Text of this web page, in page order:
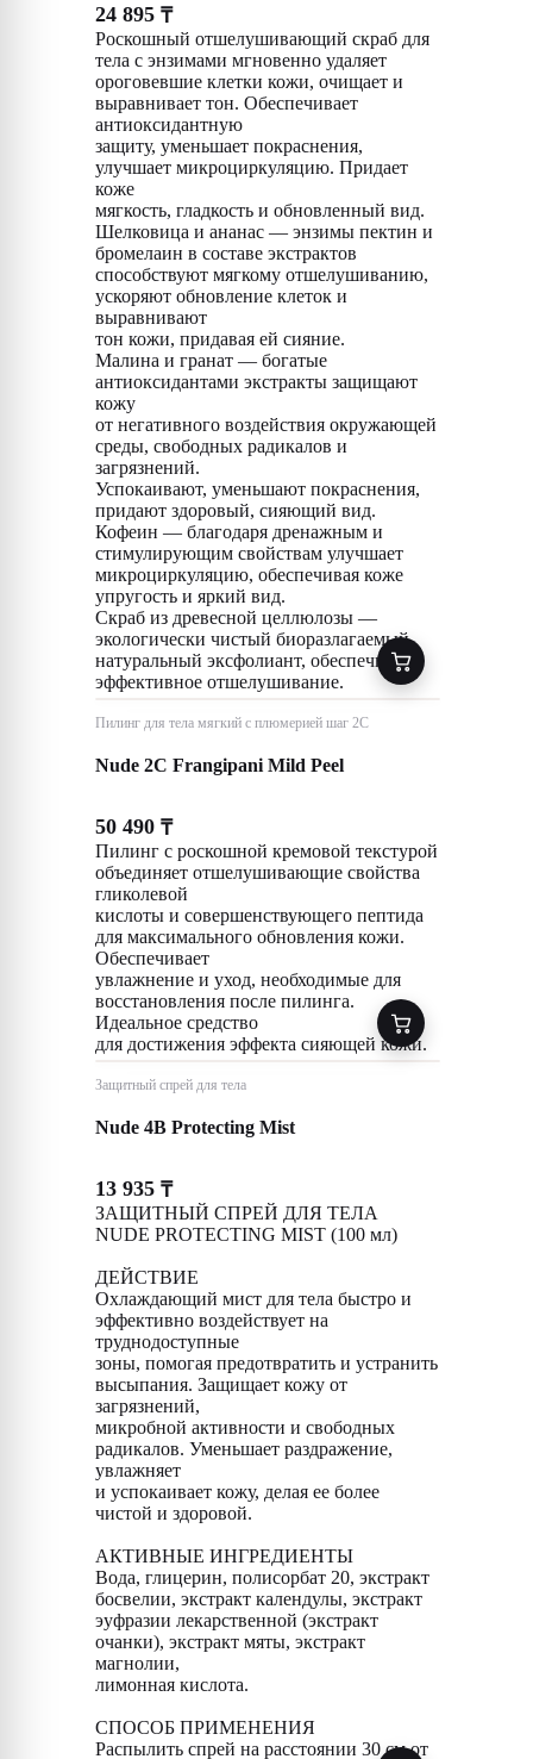
24 895 ₸
Роскошный отшелушивающий скраб для
тела с энзимами мгновенно удаляет
ороговевшие клетки кожи, очищает и
выравнивает тон. Обеспечивает
антиоксидантную
защиту, уменьшает покраснения,
улучшает микроциркуляцию. Придает
коже
мягкость, гладкость и обновленный вид.
Шелковица и ананас — энзимы пектин и
бромелаин в составе экстрактов
способствуют мягкому отшелушиванию,
ускоряют обновление клеток и
выравнивают
тон кожи, придавая ей сияние.
Малина и гранат — богатые
антиоксидантами экстракты защищают
кожу
от негативного воздействия окружающей
среды, свободных радикалов и
загрязнений.
Успокаивают, уменьшают покраснения,
придают здоровый, сияющий вид.
Кофеин — благодаря дренажным и
стимулирующим свойствам улучшает
микроциркуляцию, обеспечивая коже
упругость и яркий вид.
Скраб из древесной целлюлозы —
экологически чистый биоразлагаемый
натуральный эксфолиант, обеспечивает
эффективное отшелушивание.
Пилинг для тела мягкий с плюмерией шаг 2C
Nude 2C Frangipani Mild Peel
50 490 ₸
Пилинг с роскошной кремовой текстурой
объединяет отшелушивающие свойства
гликолевой
кислоты и совершенствующего пептида
для максимального обновления кожи.
Обеспечивает
увлажнение и уход, необходимые для
восстановления после пилинга.
Идеальное средство
для достижения эффекта сияющей кожи.
Защитный спрей для тела
Nude 4B Protecting Mist
13 935 ₸
ЗАЩИТНЫЙ СПРЕЙ ДЛЯ ТЕЛА
NUDE PROTECTING MIST (100 мл)
ДЕЙСТВИЕ
Охлаждающий мист для тела быстро и
эффективно воздействует на
труднодоступные
зоны, помогая предотвратить и устранить
высыпания. Защищает кожу от
загрязнений,
микробной активности и свободных
радикалов. Уменьшает раздражение,
увлажняет
и успокаивает кожу, делая ее более
чистой и здоровой.
АКТИВНЫЕ ИНГРЕДИЕНТЫ
Вода, глицерин, полисорбат 20, экстракт
босвелии, экстракт календулы, экстракт
эуфразии лекарственной (экстракт
очанки), экстракт мяты, экстракт
магнолии,
лимонная кислота.
СПОСОБ ПРИМЕНЕНИЯ
Распылить спрей на расстоянии 30 см от